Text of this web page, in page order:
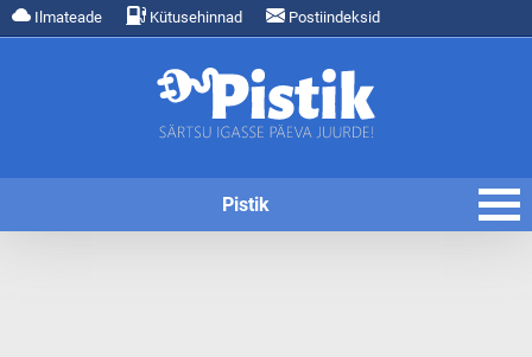
Ilmateade Kütusehinnad Postiindeksid
Pistik